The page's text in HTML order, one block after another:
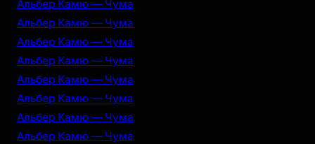
Альбер Камю — Чума
Альбер Камю — Чума
Альбер Камю — Чума
Альбер Камю — Чума
Альбер Камю — Чума
Альбер Камю — Чума
Альбер Камю — Чума
Альбер Камю — Чума